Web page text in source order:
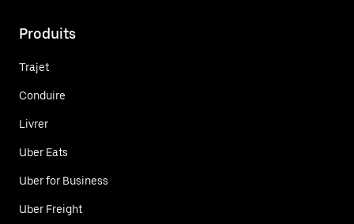
Produits
Trajet
Conduire
Livrer
Uber Eats
Uber for Business
Uber Freight